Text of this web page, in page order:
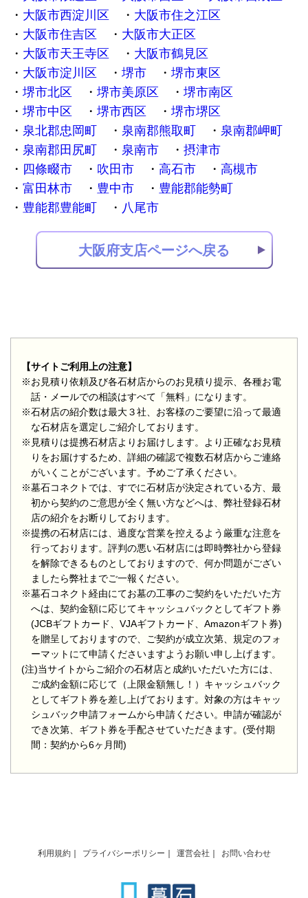
大阪市西淀川区
大阪市住之江区
大阪市住吉区
大阪市大正区
大阪市天王寺区
大阪市鶴見区
大阪市淀川区
堺市
堺市東区
堺市北区
堺市美原区
堺市南区
堺市中区
堺市西区
堺市堺区
泉北郡忠岡町
泉南郡熊取町
泉南郡岬町
泉南郡田尻町
泉南市
摂津市
四條畷市
吹田市 高石市
高槻市
富田林市
豊中市
豊能郡能勢町
豊能郡豊能町
八尾市
大阪府支店ページへ戻る
【サイトご利用上の注意】
※お見積り依頼及び各石材店からのお見積り提示、各種お電
話・メールでの相談はすべて「無料」になります。
※石材店の紹介数は最大３社、お客様のご要望に沿って最適
な石材店を選定しご紹介しております。
※見積りは提携石材店よりお届けします。より正確なお見積
りをお届けするため、詳細の確認で複数石材店からご連絡
がいくことがございます。予めご了承ください。
※墓石コネクトでは、すでに石材店が決定されている方、最
初から契約のご意思が全く無い方などへは、弊社登録石材
店の紹介をお断りしております。
※提携の石材店には、過度な営業を控えるよう厳重な注意を
行っております。評判の悪い石材店には即時弊社から登録
を解除できるものとしておりますので、何か問題がござい
ましたら弊社までご一報ください。
※墓石コネクト経由にてお墓の工事のご契約をいただいた方
へは、契約金額に応じてキャッシュバックとしてギフト券
(JCBギフトカード、VJAギフトカード、Amazonギフト券)
を贈呈しておりますので、ご契約が成立次第、規定のフォ
ーマットにて申請くださいますようお願い申し上げます。
(注)当サイトからご紹介の石材店と成約いただいた方には、
ご成約金額に応じて（上限金額無し！）キャッシュバック
としてギフト券を差し上げております。対象の方はキャッ
シュバック申請フォームから申請ください。申請が確認が
でき次第、ギフト券を手配させていただきます。(受付期
間：契約から6ヶ月間)
利用規約 プライバシーポリシー 運営会社 お問い合わせ